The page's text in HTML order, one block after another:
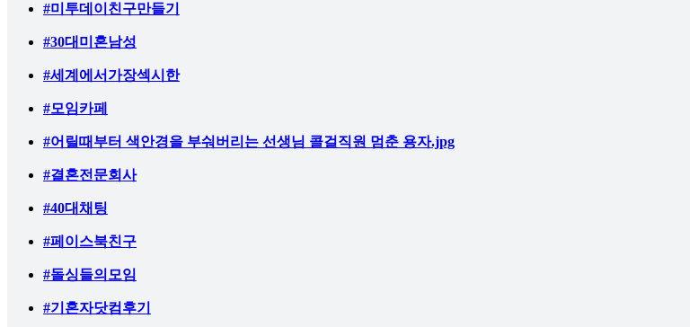
#미투데이친구만들기
#30대미혼남성
#세계에서가장섹시한
#모임카페
#어릴때부터 색안경을 부숴버리는 선생님 콜걸직원 멈춘 용자.jpg
#결혼전문회사
#40대채팅
#페이스북친구
#돌싱들의모임
#기혼자닷컴후기